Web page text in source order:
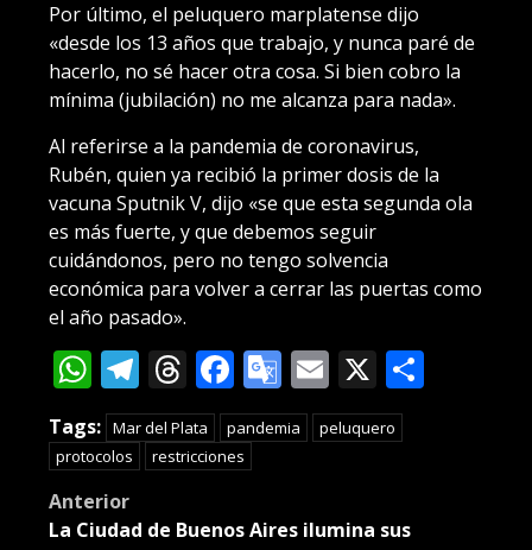
Por último, el peluquero marplatense dijo
«desde los 13 años que trabajo, y nunca paré de
hacerlo, no sé hacer otra cosa. Si bien cobro la
mínima (jubilación) no me alcanza para nada».
Al referirse a la pandemia de coronavirus,
Rubén, quien ya recibió la primer dosis de la
vacuna Sputnik V, dijo «se que esta segunda ola
es más fuerte, y que debemos seguir
cuidándonos, pero no tengo solvencia
económica para volver a cerrar las puertas como
el año pasado».
WhatsApp
Telegram
Threads
Facebook
Google
Translate
Email
X
Tags: Mar del Plata pandemia
peluquero
protocolos
restricciones
Post
Anterior
La Ciudad de Buenos Aires ilumina sus